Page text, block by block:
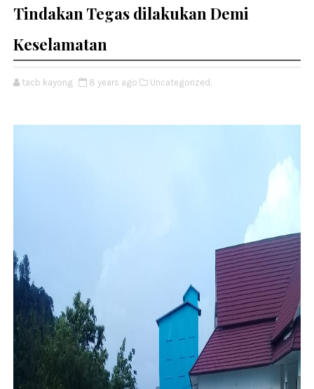
Tindakan Tegas dilakukan Demi
Keselamatan
tacb kayong 8 years ago Uncategorized,